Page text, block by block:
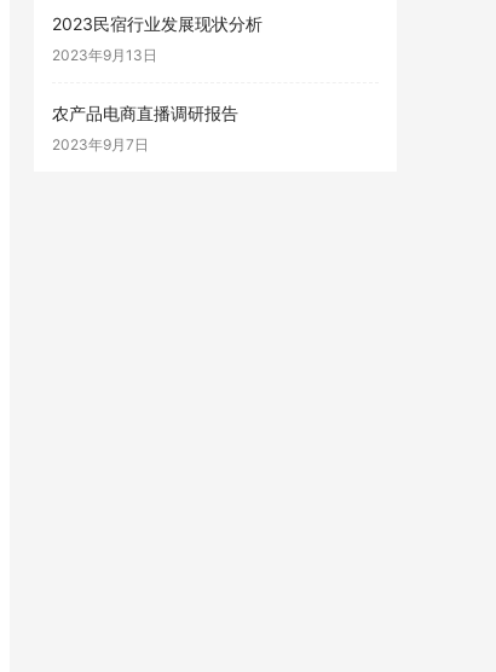
2023民宿行业发展现状分析
2023年9月13日
农产品电商直播调研报告
2023年9月7日